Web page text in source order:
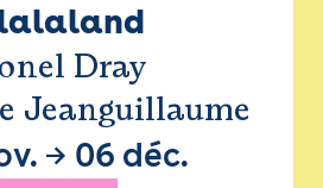
Dray
Jeanguillaume
→ 06 déc.